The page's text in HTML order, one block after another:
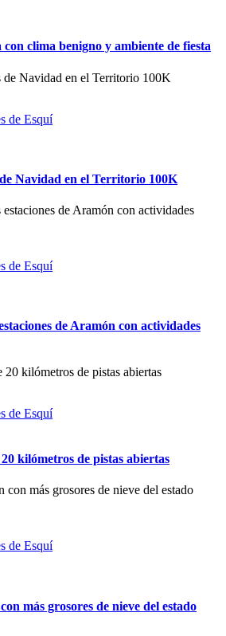
clima benigno y ambiente de fiesta
de Esquí
Navidad en el Territorio 100K
de Esquí
de Aramón con actividades
de Esquí
kilómetros de pistas abiertas
de Esquí
más grosores de nieve del estado